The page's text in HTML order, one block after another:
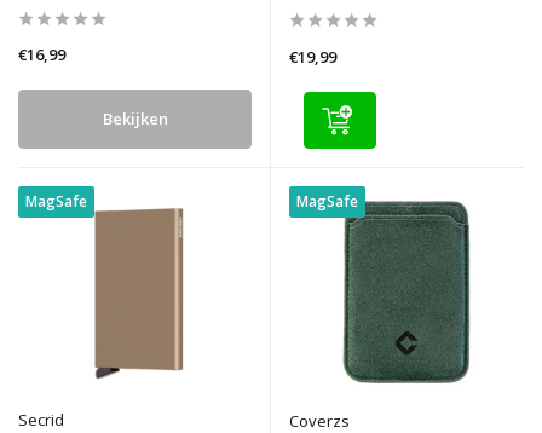
€16,99
Bekijken
€19,99
MagSafe
Secrid
MagSafe
Coverzs